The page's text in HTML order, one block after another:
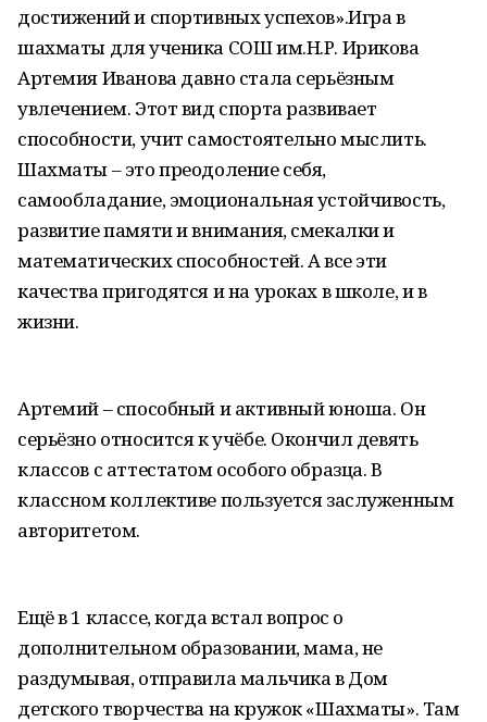
достижений и спортивных успехов».Игра в
шахматы для ученика СОШ им.Н.Р. Ирикова
Артемия Иванова давно стала серьёзным
увлечением. Этот вид спорта развивает
способности, учит самостоятельно мыслить.
Шахматы – это преодоление себя,
самообладание, эмоциональная устойчивость,
развитие памяти и внимания, смекалки и
математических способностей. А все эти
качества пригодятся и на уроках в школе, и в
жизни.
Артемий – способный и активный юноша. Он
серьёзно относится к учёбе. Окончил девять
классов с аттестатом особого образца. В
классном коллективе пользуется заслуженным
авторитетом.
Ещё в 1 классе, когда встал вопрос о
дополнительном образовании, мама, не
раздумывая, отправила мальчика в Дом
детского творчества на кружок «Шахматы». Там